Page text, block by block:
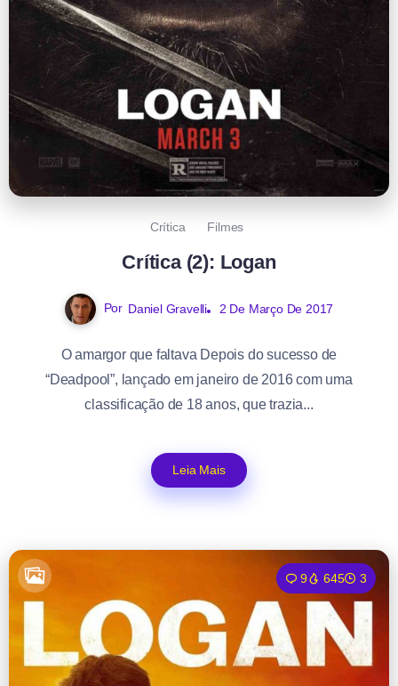
Crítica Filmes
Crítica (2): Logan
Por Daniel Gravelli 2 De Março De 2017
O amargor que faltava Depois do sucesso de
“Deadpool”, lançado em janeiro de 2016 com uma
classificação de 18 anos, que trazia...
Leia Mais
9 645 3